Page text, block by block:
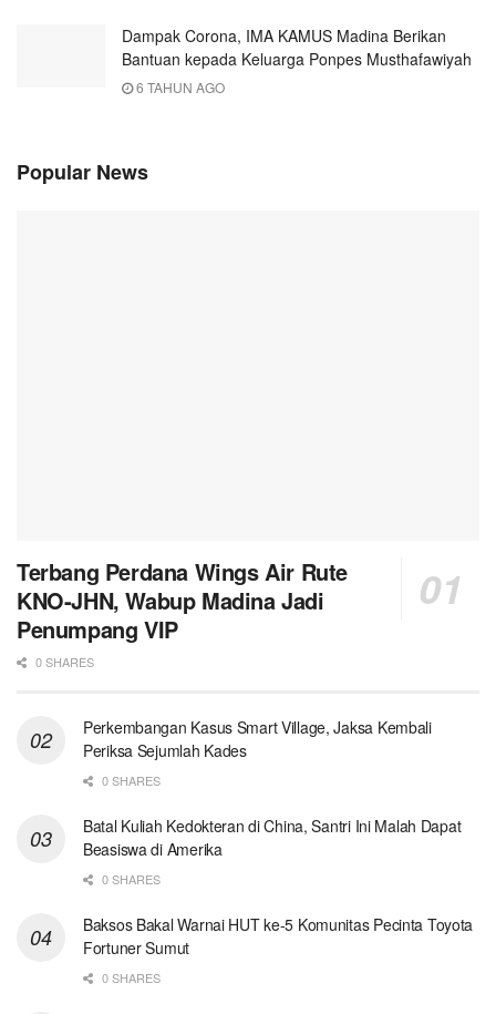
Dampak Corona, IMA KAMUS Madina Berikan
Bantuan kepada Keluarga Ponpes Musthafawiyah
6 TAHUN AGO
Popular News
Terbang Perdana Wings Air Rute
KNO-JHN, Wabup Madina Jadi
Penumpang VIP
0 SHARES
Perkembangan Kasus Smart Village, Jaksa Kembali
Periksa Sejumlah Kades
0 SHARES
Batal Kuliah Kedokteran di China, Santri Ini Malah Dapat
Beasiswa di Amerika
0 SHARES
Baksos Bakal Warnai HUT ke-5 Komunitas Pecinta Toyota
Fortuner Sumut
0 SHARES